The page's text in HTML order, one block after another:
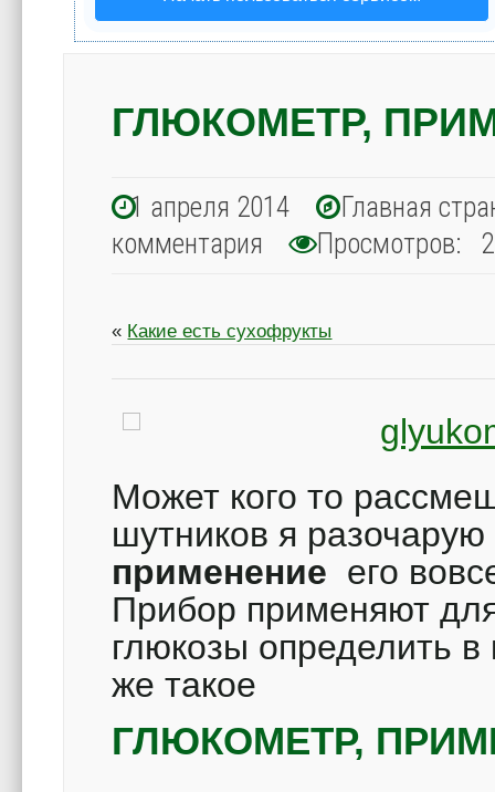
ГЛЮКОМЕТР,
1 апреля 2014
Главная
комментария
Просмотров:
« Какие есть сухофрукты
Может кого то
шутников я
применение его
Прибор применяют
глюкозы определить
же такое
ГЛЮКОМЕТР,